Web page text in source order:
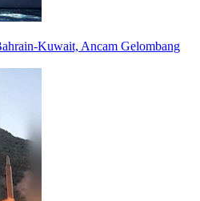
Kuwait, Ancam Gelombang